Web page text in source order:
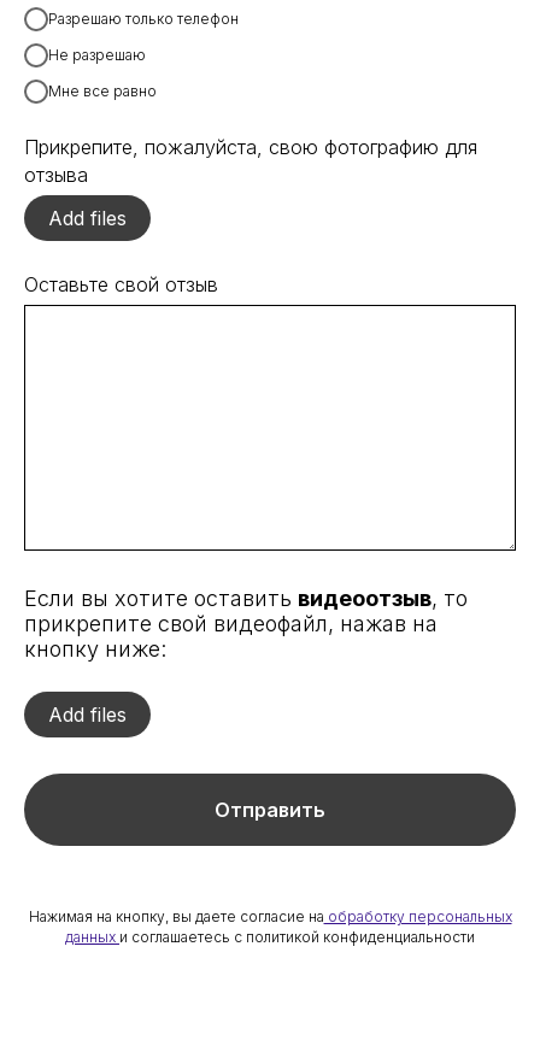
Разрешаю только телефон
Не разрешаю
Мне все равно
Прикрепите, пожалуйста, свою фотографию для
отзыва
Add files
Оставьте свой отзыв
Если вы хотите оставить видеоотзыв, то
прикрепите свой видеофайл, нажав на
кнопку ниже:
Add files
Отправить
Нажимая на кнопку, вы даете согласие на обработку персональных
данных и соглашаетесь c политикой конфиденциальности